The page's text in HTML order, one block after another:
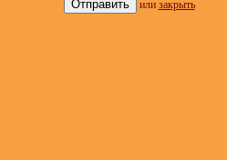
или закрыть